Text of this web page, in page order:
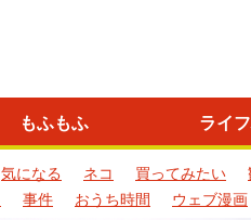
もふもふ ライ
気になる ネコ 買ってみたい
事件 おうち時間 ウェブ漫画